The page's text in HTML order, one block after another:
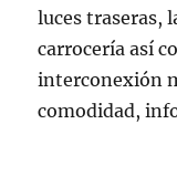
luces traseras,
carrocería así
interconexión
comodidad,